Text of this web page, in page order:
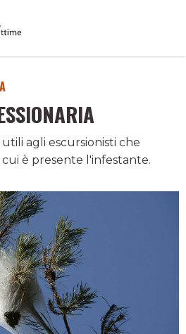
agli escursionisti che
è presente l'infestante.